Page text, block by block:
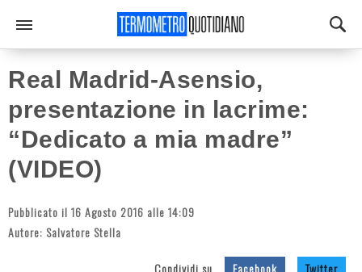
Real Madrid-Asensio,
presentazione in lacrime:
“Dedicato a mia madre”
(VIDEO)
Pubblicato il 16 Agosto 2016 alle 14:09
Autore: Salvatore Stella
Condividi su Facebook Twitter